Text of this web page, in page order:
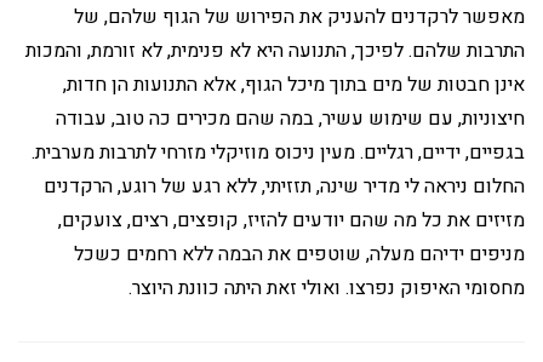
מאפשר לרקדנים להעניק את הפירוש של הגוף שלהם, של
התרבות שלהם. לפיכך, התנועה היא לא פנימית, לא זורמת, והמכות
אינן חבטות של מים בתוך מיכל הגוף, אלא התנועות הן חדות,
חיצוניות, עם שימוש עשיר, במה שהם מכירים כה טוב, עבודה
בגפיים, ידיים, רגליים. מעין ניכוס מוזיקלי מזרחי לתרבות מערבית.
החלום ניראה לי מדיר שינה, תזזיתי, ללא רגע של רוגע, הרקדנים
מזיזים את כל מה שהם יודעים להזיז, קופצים, רצים, צועקים,
מניפים ידיהם מעלה, שוטפים את הבמה ללא רחמים כשכל
מחסומי האיפוק נפרצו. ואולי זאת היתה כוונת היוצר.